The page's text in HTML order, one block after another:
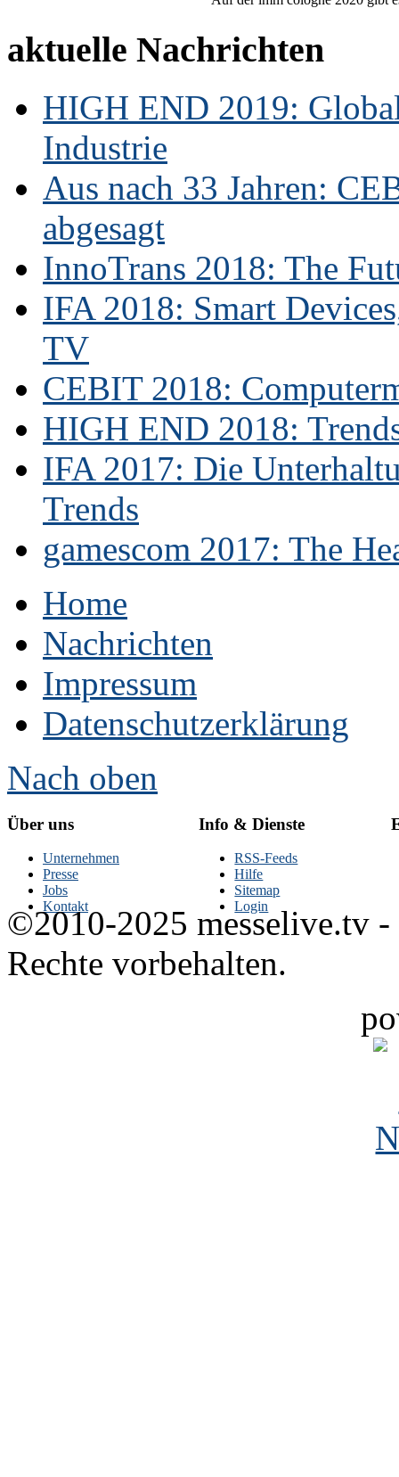
aktuelle Nachrichten
HIGH END 2019:
Industrie
Aus nach 33 Jahren:
abgesagt
InnoTrans 2018: The
IFA 2018: Smart
TV
CEBIT 2018:
HIGH END 2018:
IFA 2017: Die
Trends
gamescom 2017: The
Home
Nachrichten
Impressum
Datenschutzerklärung
Nach oben
Über uns
Unternehmen
Presse
Jobs
Kontakt
Info & Dienste
RSS-Feeds
Hilfe
Sitemap
Login
©2010-2025 messelive.tv -
Rechte vorbehalten.